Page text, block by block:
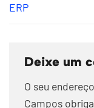
ERP
Deixe um
O seu
Campos